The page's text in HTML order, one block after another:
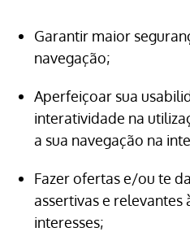
Garantir maior
navegação;
Aperfeiçoar sua
interatividade na
a sua navegação na
Fazer ofertas e/ou te
assertivas e relevantes
interesses;